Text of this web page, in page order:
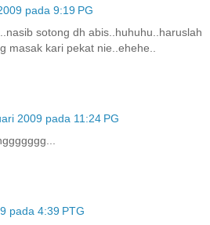
pada 9:19 PG
sotong dh abis..huhuhu..haruslah
masak kari pekat nie..ehehe..
2009 pada 11:24 PG
pada 4:39 PTG